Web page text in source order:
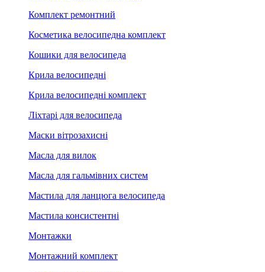
Комплект ремонтний
Косметика велосипедна комплект
Кошики для велосипеда
Крила велосипедні
Крила велосипедні комплект
Ліхтарі для велосипеда
Маски вітрозахисні
Масла для вилок
Масла для гальмівних систем
Мастила для ланцюга велосипеда
Мастила консистентні
Монтажки
Монтажний комплект